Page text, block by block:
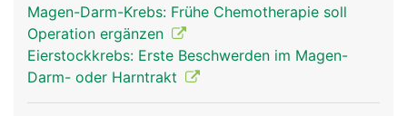
Magen-Darm-Krebs: Frühe Chemotherapie soll
Operation ergänzen
Eierstockkrebs: Erste Beschwerden im Magen-
Darm- oder Harntrakt